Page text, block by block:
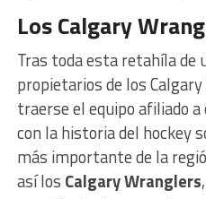
Los Calgary
Tras toda esta retahíla de
propietarios de los
traerse el equipo afiliado
con la historia del hockey
más importante de la
así los Calgary Wranglers